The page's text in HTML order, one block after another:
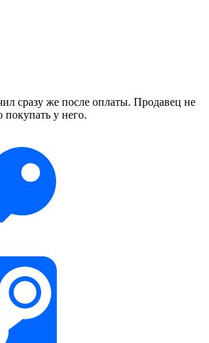
сразу же после оплаты. Продавец не
у него.